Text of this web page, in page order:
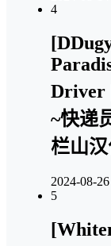
4
Driver
~快递
栏山
2024-08-
5